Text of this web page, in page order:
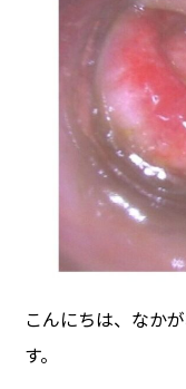
こんにちは、なか
す。